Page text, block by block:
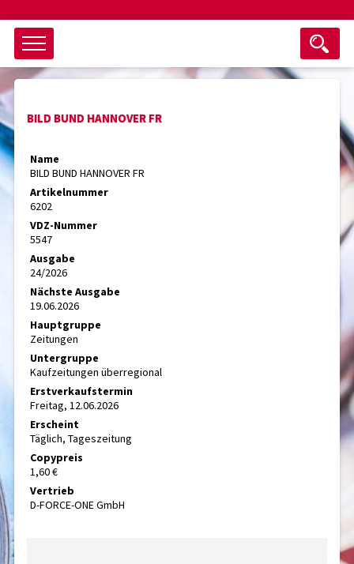
Objektsuche
als ganzes Wort suchen
nur Titel im Angebot
BILD BUND HANNOVER FR
Name
BILD BUND HANNOVER FR
Artikelnummer
6202
VDZ-Nummer
5547
Ausgabe
24/2026
Nächste Ausgabe
19.06.2026
Hauptgruppe
Zeitungen
Untergruppe
Kaufzeitungen überregional
Erstverkaufstermin
Freitag, 12.06.2026
Erscheint
Täglich, Tageszeitung
Copypreis
1,60 €
Vertrieb
D-FORCE-ONE GmbH